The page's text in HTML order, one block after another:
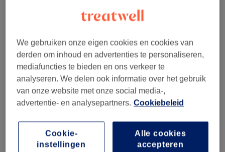
Cypo Saint Joseph
We gebruiken onze eigen cookies en cookies van
derden om inhoud en advertenties te personaliseren,
mediafuncties te bieden en ons verkeer te
analyseren. We delen ook informatie over het gebruik
van onze website met onze social media-,
advertentie- en analysepartners. Cookiebeleid
Alle cookies
accepteren
Cookie-
instellingen